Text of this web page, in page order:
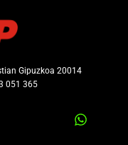
Gipuzkoa 20014
051 365